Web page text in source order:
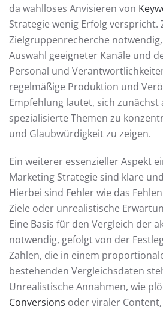
da wahlloses Anvisieren von
Strategie wenig Erfolg verspricht.
Zielgruppenrecherche
Auswahl geeigneter Kanäle und
Personal und
regelmäßige Produktion und
Empfehlung lautet, sich zunächst
spezialisierte Themen zu
und Glaubwürdigkeit zu zeigen.
Ein weiterer essenzieller Aspekt
Marketing Strategie sind klare
Hierbei sind Fehler wie das
Ziele oder unrealistische
Eine Basis für den Vergleich der
notwendig, gefolgt von der
Zahlen, die in einem
bestehenden Vergleichsdaten
Unrealistische Annahmen, wie
Conversions oder viraler